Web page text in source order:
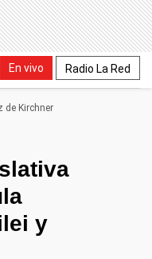
En vivo Radio La Red
de Kirchner
y